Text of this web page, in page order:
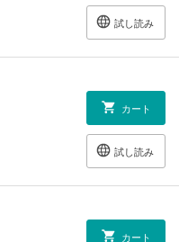
試し読み
カート
試し読み
カート